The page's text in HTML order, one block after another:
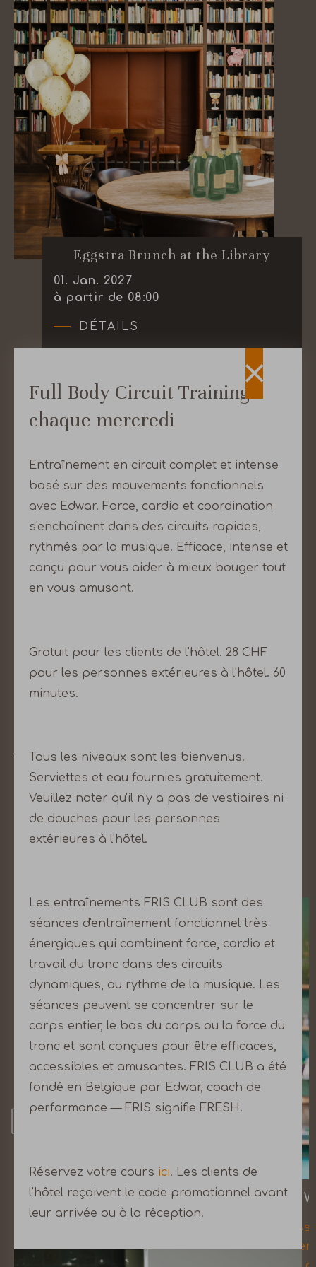
Eggstra Brunch at the Library
01. Jan. 2027
à partir de 08:00
DÉTAILS
Full Body Circuit Training -
chaque mercredi
Entraînement en circuit complet et intense
basé sur des mouvements fonctionnels
avec Edwar. Force, cardio et coordination
s'enchaînent dans des circuits rapides,
rythmés par la musique. Efficace, intense et
conçu pour vous aider à mieux bouger tout
en vous amusant.
Gratuit pour les clients de l'hôtel. 28 CHF
pour les personnes extérieures à l'hôtel. 60
minutes.
Tous les niveaux sont les bienvenus.
Serviettes et eau fournies gratuitement.
Veuillez noter qu'il n'y a pas de vestiaires ni
de douches pour les personnes
extérieures à l'hôtel.
Les entraînements FRIS CLUB sont des
séances d'entraînement fonctionnel très
énergiques qui combinent force, cardio et
travail du tronc dans des circuits
dynamiques, au rythme de la musique. Les
séances peuvent se concentrer sur le
corps entier, le bas du corps ou la force du
tronc et sont conçues pour être efficaces,
accessibles et amusantes. FRIS CLUB a été
fondé en Belgique par Edwar, coach de
performance — FRIS signifie FRESH.
Réservez votre cours ici. Les clients de
l'hôtel reçoivent le code promotionnel avant
leur arrivée ou à la réception.
UNE ODEÀ NOTRE VILLE
NATALE
Zurich est la plus grande ville de Suisse. Et la
plus belle aussi. Mais là, nous faisons preuve
sans doute de parti pris. Quoi qu'il en soit, nous
aimons découvrir et redécouvrir notre ville au
bord du lac de Zurich. Nous ne dévoilons nos
endroits préférés, les curiosités à l'écart de la
Bahnhofstrasse (rue de la gare) et les petits
l'expérience ultime de Zurich. Proche des
quartiers les plus animés, des plus grands stades
de concert, des musées les plus connus et des
TOURISME
MEETING
technologie de pointe et une